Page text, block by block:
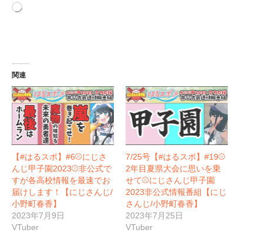
読
関連
【#はるスポ】#6⚾にじさ
んじ甲子園2023⚾非公式で
すが各高校情報を最速でお
届けします！【にじさんじ/
小野町春香】
2023年7月9日
VTuber
7/25号【#はるスポ】#19⚾
2年目夏県大会に思いを乗
せて⚾にじさんじ甲子園
2023非公式情報番組【にじ
さんじ/小野町春香】
2023年7月25日
VTuber